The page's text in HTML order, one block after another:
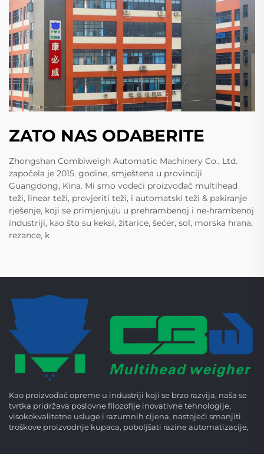
ZATO NAS ODABERITE
Zhongshan Combiweigh Automatic Machinery Co., Ltd.
započela je 2015. godine, smještena u provinciji
Guangdong, Kina. Mi smo vodeći proizvođač multihead
teži, linear teži, provjeriti teži, i automatski teži & pakiranje
rješenje, koji se primjenjuju u prehrambenoj i ne-hrambenoj
industriji, kao što su keksi, žitarice, šećer, sol, morska hrana,
rezance, k
Kao proizvođač opreme u industriji koji se brzo razvija, naša se
tvrtka pridržava poslovne filozofije inovativne tehnologije,
visokokvalitetne usluge i razumnih cijena, nastojeći smanjiti
troškove proizvodnje kupaca, poboljšati razine automatizacije,